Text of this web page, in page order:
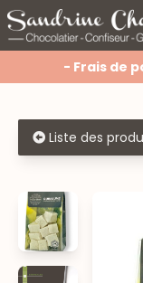
- Frais de
Liste des